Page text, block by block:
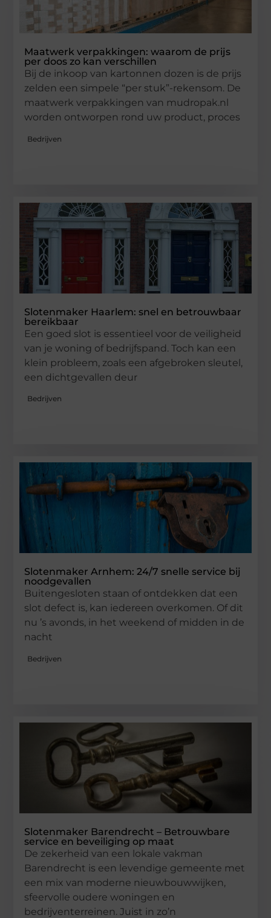
Maatwerk verpakkingen: waarom de prijs
per doos zo kan verschillen
Bij de inkoop van kartonnen dozen is de prijs
zelden een simpele “per stuk”-rekensom. De
maatwerk verpakkingen van mudropak.nl
worden ontworpen rond uw product, proces
Bedrijven
Slotenmaker Haarlem: snel en betrouwbaar
bereikbaar
Een goed slot is essentieel voor de veiligheid
van je woning of bedrijfspand. Toch kan een
klein probleem, zoals een afgebroken sleutel,
een dichtgevallen deur
Bedrijven
Slotenmaker Arnhem: 24/7 snelle service bij
noodgevallen
Buitengesloten staan of ontdekken dat een
slot defect is, kan iedereen overkomen. Of dit
nu ’s avonds, in het weekend of midden in de
nacht
Bedrijven
Slotenmaker Barendrecht – Betrouwbare
service en beveiliging op maat
De zekerheid van een lokale vakman
Barendrecht is een levendige gemeente met
een mix van moderne nieuwbouwwijken,
sfeervolle oudere woningen en
bedrijventerreinen. Juist in zo’n